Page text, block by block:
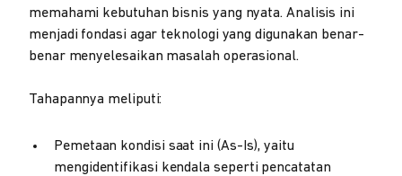
memahami kebutuhan bisnis yang nyata. Analisis ini
menjadi fondasi agar teknologi yang digunakan benar-
benar menyelesaikan masalah operasional.
Tahapannya meliputi:
Pemetaan kondisi saat ini (As-Is), yaitu
mengidentifikasi kendala seperti pencatatan